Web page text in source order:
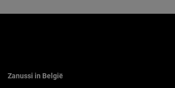
Zanussi in België